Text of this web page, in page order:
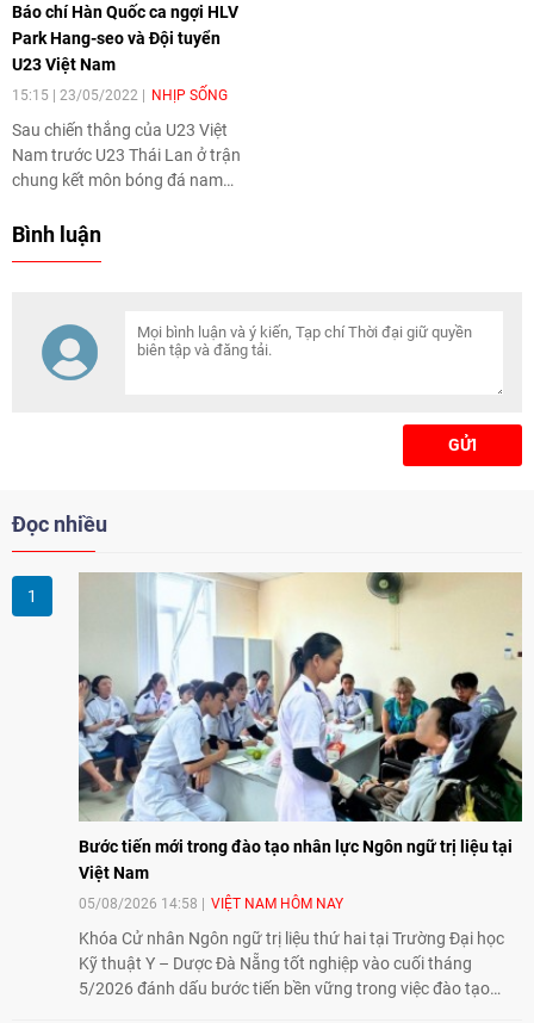
Báo chí Hàn Quốc ca ngợi HLV
Park Hang-seo và Đội tuyển
U23 Việt Nam
15:15 | 23/05/2022 NHỊP SỐNG
Sau chiến thắng của U23 Việt
Nam trước U23 Thái Lan ở trận
chung kết môn bóng đá nam
Quốc đã đồng loạt đăng tải
Bình luận
GỬI
Đọc nhiều
Bước tiến mới trong đào tạo nhân lực Ngôn ngữ trị liệu tại
Việt Nam
05/08/2026 14:58 VIỆT NAM HÔM NAY
Khóa Cử nhân Ngôn ngữ trị liệu thứ hai tại Trường Đại học
Kỹ thuật Y – Dược Đà Nẵng tốt nghiệp vào cuối tháng
5/2026 đánh dấu bước tiến bền vững trong việc đào tạo